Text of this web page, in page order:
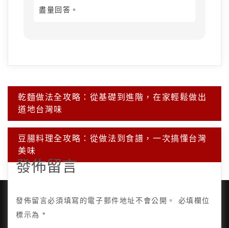
盡量回答。
文
章
導
覽
乾麵做法全攻略：從基礎到進階，在家輕鬆做出
道地台灣味
豆腸料理全攻略：從做法到食譜，一次搞懂台灣
美味
發佈留言
發佈留言必須填寫的電子郵件地址不會公開。
必填欄位
標示為*